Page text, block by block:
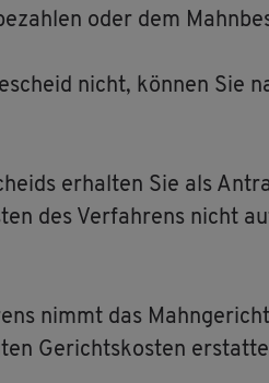
oder dem
nicht, kön­nen Sie
er­hal­ten Sie als
des Ver­fah­rens nicht
nimmt das
Ge­richts­kos­ten